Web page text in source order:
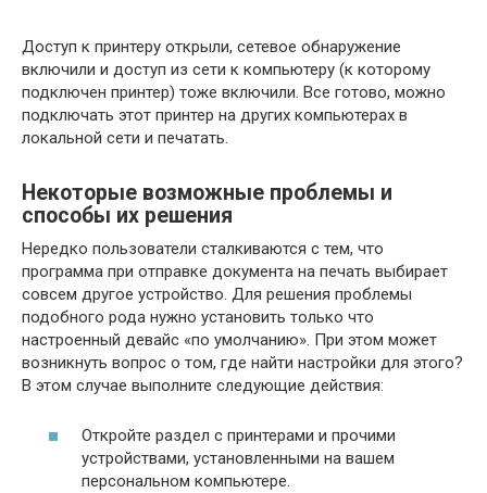
Доступ к принтеру открыли, сетевое обнаружение
включили и доступ из сети к компьютеру (к которому
подключен принтер) тоже включили. Все готово, можно
подключать этот принтер на других компьютерах в
локальной сети и печатать.
Некоторые возможные проблемы и
способы их решения
Нередко пользователи сталкиваются с тем, что
программа при отправке документа на печать выбирает
совсем другое устройство. Для решения проблемы
подобного рода нужно установить только что
настроенный девайс «по умолчанию». При этом может
возникнуть вопрос о том, где найти настройки для этого?
В этом случае выполните следующие действия:
Откройте раздел с принтерами и прочими
устройствами, установленными на вашем
персональном компьютере.